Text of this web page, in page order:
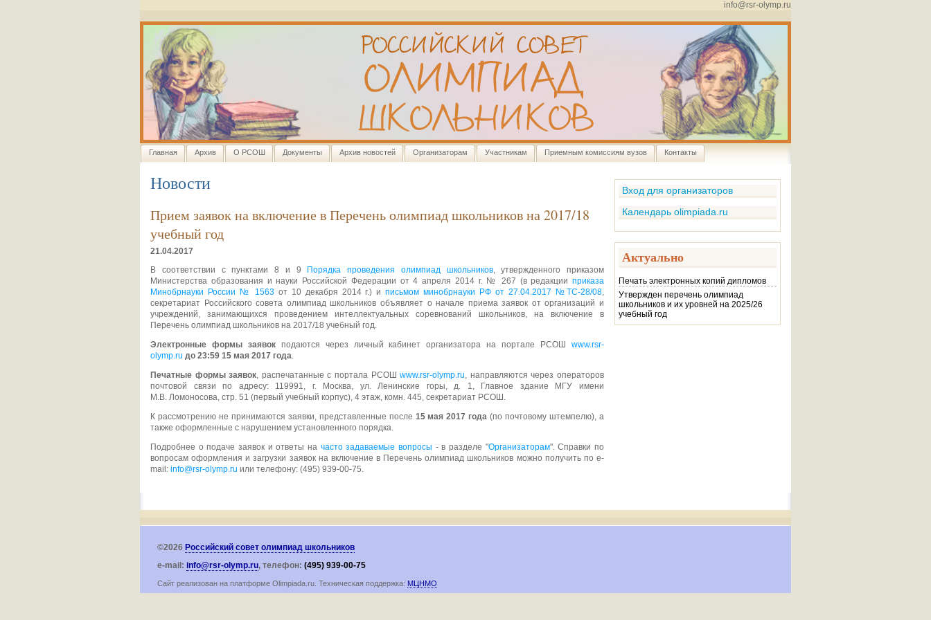
info@rsr-olymp.ru
Главная Архив О РСОШ Документы Архив новостей Организаторам Участникам Приемным комиссиям вузов Контакты
Вход для организаторов
Календарь olimpiada.ru
Актуально
Печать электронных копий дипломов
Утвержден перечень олимпиад
школьников и их уровней на 2025/26
учебный год
Новости
Прием заявок на включение в Перечень олимпиад школьников на 2017/18
учебный год
21.04.2017
В соответствии с пунктами 8 и 9 Порядка проведения олимпиад школьников, утвержденного приказом
Министерства образования и науки Российской Федерации от 4 апреля 2014 г. № 267 (в редакции приказа
Минобрнауки России № 1563от 10 декабря 2014 г.) иписьмом минобрнауки РФ от 27.04.2017 №ТС-28/08
секретариат Российского совета олимпиад школьников объявляет о начале приема заявок от организаций и
учреждений, занимающихся проведением интеллектуальных соревнований школьников, на включение в
Перечень олимпиад школьников на 2017/18 учебный год.
Электронные формы заявокподаются через личный кабинет организатора на портале РСОШwww.rsr-
olymp.ru до 23:59 15 мая 2017 года
Печатные формы заявок , распечатанные с портала РСОШwww.rsr-olymp.ru , направляются через операторов
почтовой связи по адресу: 119991, г. Москва, ул. Ленинские горы, д. 1, Главное здание МГУ имени
М.В. Ломоносова, стр. 51 (первый учебный корпус), 4 этаж, комн. 445, секретариат РСОШ.
К рассмотрению не принимаются заявки, представленные после 15 мая 2017 года (по почтовому штемпелю), а
также оформленные с нарушением установленного порядка.
Подробнее о подаче заявок и ответы на часто задаваемые вопросы - в разделе "Организаторам". Справки по
вопросам оформления и загрузки заявок на включение в Перечень олимпиад школьников можно получить по e-
mail: info@rsr-olymp.ru или телефону: (495) 939-00-75.
©2026 Российский совет олимпиад школьников
e-mail: info@rsr-olymp.ru, телефон: (495) 939-00-75
Сайт реализован на платформе Olimpiada.ru. Техническая поддержка: МЦНМО